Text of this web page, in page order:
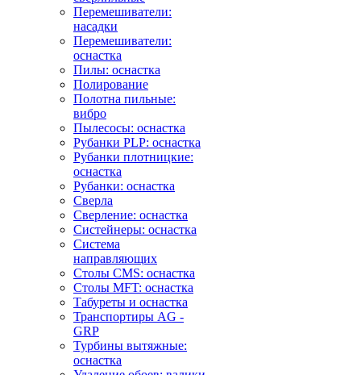
Перемешиватели:
насадки
Перемешиватели:
оснастка
Пилы: оснастка
Полирование
Полотна пильные:
вибро
Пылесосы: оснастка
Рубанки PLP: оснастка
Рубанки плотницкие:
оснастка
Рубанки: оснастка
Сверла
Сверление: оснастка
Систейнеры: оснастка
Система
направляющих
Столы CMS: оснастка
Столы MFT: оснастка
Табуреты и оснастка
Транспортиры AG -
GRP
Турбины вытяжные:
оснастка